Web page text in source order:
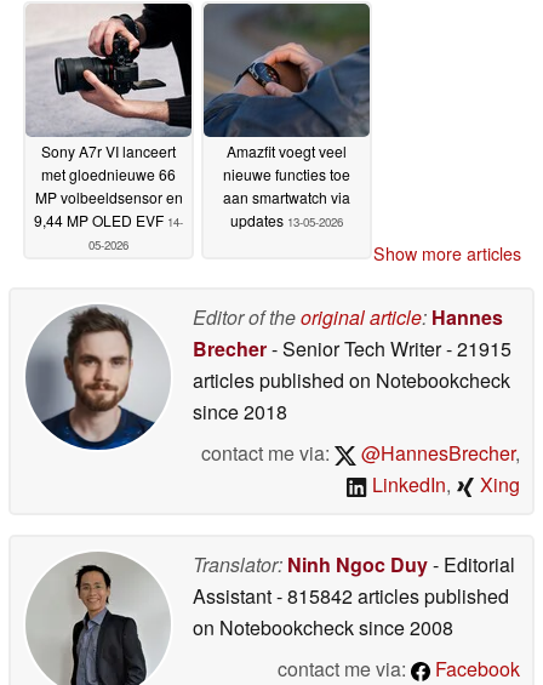
Sony A7r VI lanceert
met gloednieuwe 66
MP volbeeldsensor en
9,44 MP OLED EVF 14-
05-2026
Amazfit voegt veel
nieuwe functies toe
aan smartwatch via
updates 13-05-2026
Show more articles
Editor of theoriginal article: Hannes
Brecher- Senior Tech Writer- 21915
articles published on Notebookcheck
since 2018
contact me via:
@HannesBrecher,
LinkedIn, Xing
Translator: Ninh Ngoc Duy- Editorial
Assistant- 815842 articles published
on Notebookchecksince 2008
contact me via:
Facebook